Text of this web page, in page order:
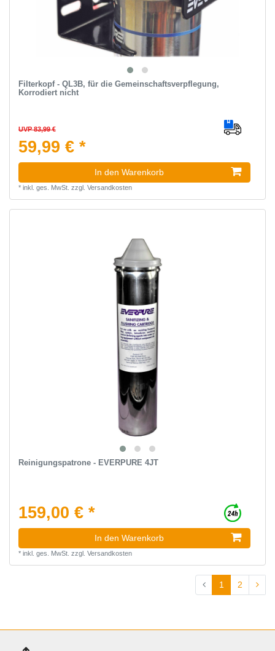
Filterkopf - QL3B, für die Gemeinschaftsverpflegung,
Korrodiert nicht
UVP 83,99 €
59,99 € *
In den Warenkorb
* inkl. ges. MwSt. zzgl. Versandkosten
Reinigungspatrone - EVERPURE 4JT
159,00 € *
In den Warenkorb
* inkl. ges. MwSt. zzgl. Versandkosten
1 2